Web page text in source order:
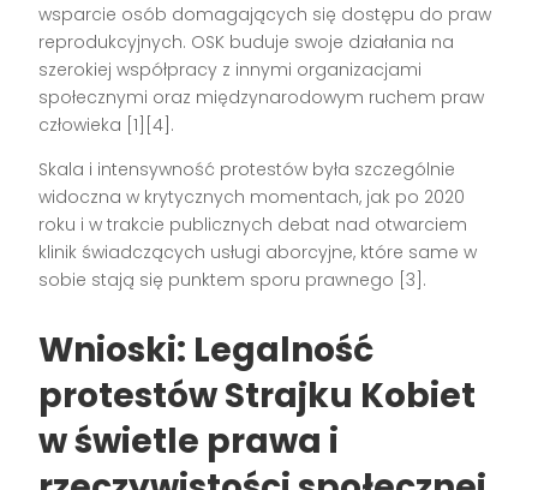
wsparcie osób domagających się dostępu do praw
reprodukcyjnych. OSK buduje swoje działania na
szerokiej współpracy z innymi organizacjami
społecznymi oraz międzynarodowym ruchem praw
człowieka [1][4] .
Skala i intensywność protestów była szczególnie
widoczna w krytycznych momentach, jak po 2020
roku i w trakcie publicznych debat nad otwarciem
klinik świadczących usługi aborcyjne, które same w
sobie stają się punktem sporu prawnego [3] .
Wnioski: Legalność
protestów Strajku Kobiet
w świetle prawa i